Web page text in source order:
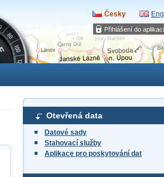
Přihlášení do aplikací
Česky
Otevřená data
Datové sady
Stahovací služby
Aplikace pro poskytování dat